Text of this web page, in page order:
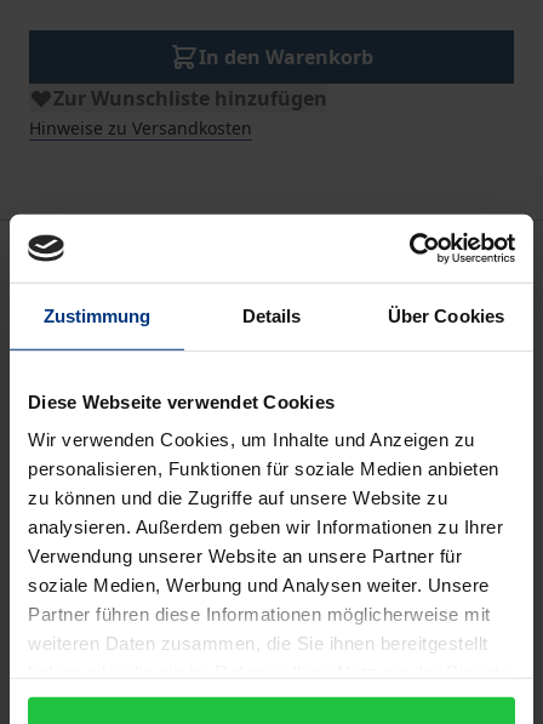
Zustimmung Details Über Cookies
Diese Webseite verwendet Cookies
Wir verwenden Cookies, um Inhalte und Anzeigen zu
personalisieren, Funktionen für soziale Medien anbieten
zu können und die Zugriffe auf unsere Website zu
analysieren. Außerdem geben wir Informationen zu Ihrer
Verwendung unserer Website an unsere Partner für
soziale Medien, Werbung und Analysen weiter. Unsere
Partner führen diese Informationen möglicherweise mit
weiteren Daten zusammen, die Sie ihnen bereitgestellt
gesammelt haben.
In den Warenkorb
Zur Wunschliste hinzufügen
Hinweise zu Versandkosten
Beschreibung
Durch den gesellschaftlichen Wandel vollzieht sich
auch ein Wandel der Anforderungen an
Lernprozesse in unserem Bildungssystem. Die
neuen Informations- und
Kommunikationstechnologien sind einerseits ein
Auslöser des Qualifizierungsbedarfs, andererseits
versprechen sie Lernprozesse effektiver und
effizienter zu gestalten. Zukünftige Generationen
werden verstärkt auf elektronische Lernformen
zugreifen, da diese eine zunehmende Entkopplung
heutigen Jugendlichen, der sogenannten Web-2.0-